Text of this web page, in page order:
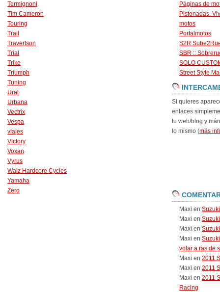
Termignoni
Tim Cameron
Touring
Trail
Travertson
Trial
Trike
Triumph
Tuning
Ural
Urbana
Vectrix
Vespa
viajes
Victory
Voxan
Vyrus
Walz Hardcore Cycles
Yamaha
Zero
Páginas de
Pistonadas.
motos
Portalmotos
S2R
SBR ::
SOLO
Street Style
Si quieres
enlaces
tu web/blog y
lo mismo (más
Maxi en
Maxi en
Maxi en
Maxi en
volar a ras de
Maxi en 2011
Maxi en 2011
Maxi en 2011
Racing